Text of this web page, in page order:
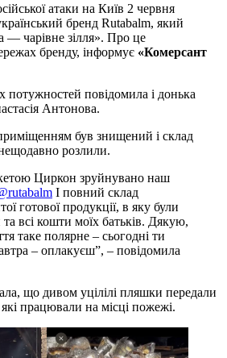
атаки на Київ 2 червня
бренд Rutabalm, який
— чарівне зілля». Про це
бренду, інформує «Комерсант
повідомила і донька
Антонова.
був знищений і склад
розлили.
Циркон зруйнувано наш
І повний склад
готової продукції, в яку були
та всі кошти моїх батьків. Дякую,
таке полярне – сьогодні ти
– оплакуєш”, – повідомила
що дивом уцілілі пляшки передали
працювали на місці пожежі.